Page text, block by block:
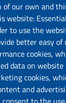
of our own and
website:
to use the
better easy of
cookies,
data on website
cookies,
and